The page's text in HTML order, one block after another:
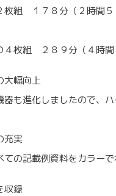
組 １７８分（２時間５
枚組 ２８９分（４時間
幅向上
も進化しましたので、
充実
の記載例資料をカラー
収録